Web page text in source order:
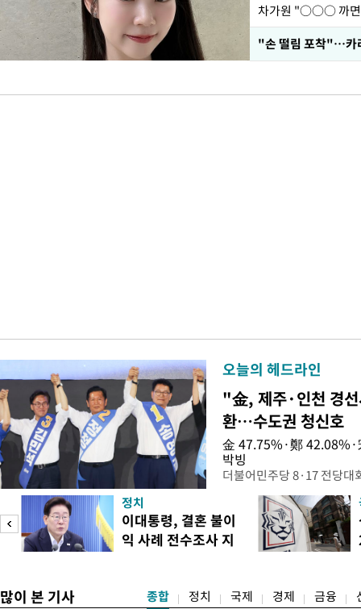
"손 떨림 포착"…카
오늘의 헤드라인
"金, 제주·인천 경
환…수도권 청신호
金 47.75%·鄭
박빙
더불어민주당 8·17 전당대
인천 권리당원 투표에서
난주 첫 주말 순회경선에서
경남에서는 정청래 후보가
앙당 선관위원장은 8일 제
정치
이대통령, 결혼 불이
익 사례 전수조사 지
많이 본 기사 종합 정치 국제 경제 금융